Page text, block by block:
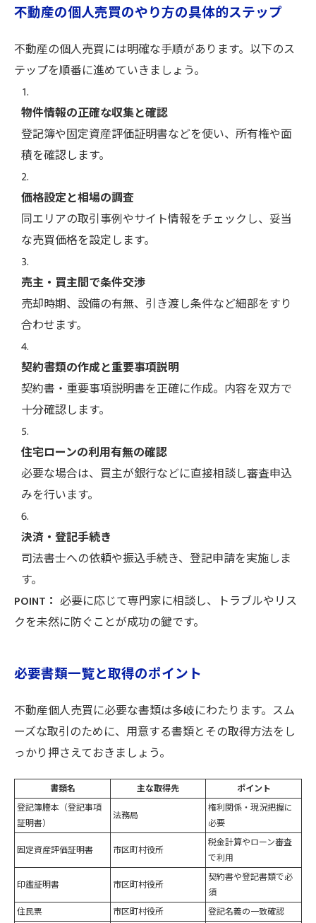
不動産の個人売買のやり方の具体的ステップ
不動産の個人売買には明確な手順があります。以下のス
テップを順番に進めていきましょう。
物件情報の正確な収集と確認
登記簿や固定資産評価証明書などを使い、所有権や面
積を確認します。
価格設定と相場の調査
同エリアの取引事例やサイト情報をチェックし、妥当
な売買価格を設定します。
売主・買主間で条件交渉
売却時期、設備の有無、引き渡し条件など細部をすり
合わせます。
契約書類の作成と重要事項説明
契約書・重要事項説明書を正確に作成。内容を双方で
十分確認します。
住宅ローンの利用有無の確認
必要な場合は、買主が銀行などに直接相談し審査申込
みを行います。
決済・登記手続き
司法書士への依頼や振込手続き、登記申請を実施しま
す。
POINT： 必要に応じて専門家に相談し、トラブルやリス
クを未然に防ぐことが成功の鍵です。
必要書類一覧と取得のポイント
不動産個人売買に必要な書類は多岐にわたります。スム
ーズな取引のために、用意する書類とその取得方法をし
っかり押さえておきましょう。
書類名 主な取得先
ポイント
登記簿謄本（登記事項
証明書）
法務局
権利関係・現況把握に
必要
固定資産評価証明書
市区町村役所
税金計算やローン審査
で利用
印鑑証明書
市区町村役所
契約書や登記書類で必
須
住民票
市区町村役所
登記名義の一致確認